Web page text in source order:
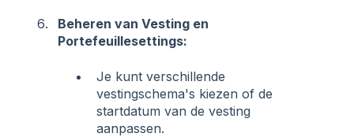
Beheren van Vesting en
Portefeuillesettings:
Je kunt verschillende
vestingschema's kiezen of de
startdatum van de vesting
aanpassen.